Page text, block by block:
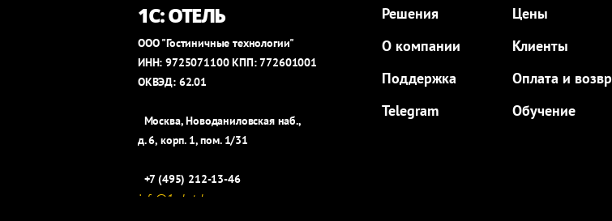
1С: ОТЕЛЬ
ООО "Гостиничные технологии"
ИНН: 9725071100 КПП: 772601001
ОКВЭД: 62.01
Москва, Новоданиловская наб.,
д. 6, корп. 1, пом. 1/31
+7 (495) 212-13-46
info@1c-hotel.ru
Решения
О компании
Поддержка
Telegram
Цены
Клиенты
Оплата и
Обучение